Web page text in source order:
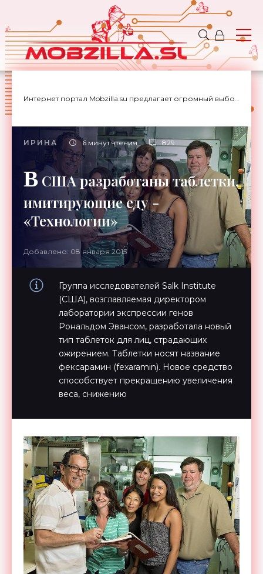
Интернет портал Mobzilla.su предлагает огромный выбор новостей с доставкой на дом.
ИРИНА 6 минут чтения 829
В США разработаны таблетки,
имитирующие еду -
«Технологии»
Добавлено: 08 января 2015
Группа исследователей Salk Institute
(США), возглавляемая директором
лаборатории экспрессии генов
Рональдом Эвансом, разработала новый
тип таблеток для лиц, страдающих
ожирением. Таблетки носят название
фексарамин (fexaramin). Новое средство
способствует прекращению увеличения
веса, снижению